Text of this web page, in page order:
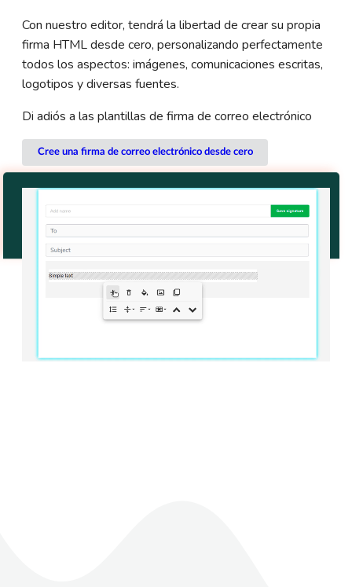
Con nuestro editor, tendrá la libertad de crear su propia
firma HTML desde cero, personalizando perfectamente
todos los aspectos: imágenes, comunicaciones escritas,
logotipos y diversas fuentes.
Di adiós a las plantillas de firma de correo electrónico
Cree una firma de correo electrónico desde cero